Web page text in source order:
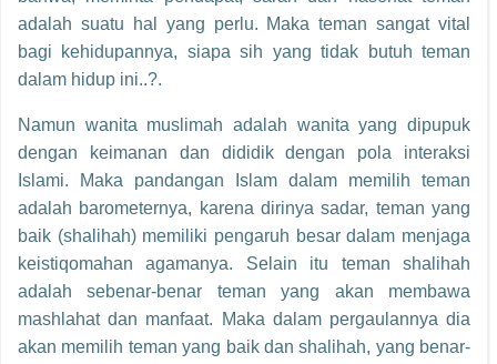
adalah suatu hal yang perlu. Maka teman sangat vital
bagi kehidupannya, siapa sih yang tidak butuh teman
dalam hidup ini..?.
Namun wanita muslimah adalah wanita yang dipupuk
dengan keimanan dan dididik dengan pola interaksi
Islami. Maka pandangan Islam dalam memilih teman
adalah barometernya, karena dirinya sadar, teman yang
baik (shalihah) memiliki pengaruh besar dalam menjaga
keistiqomahan agamanya. Selain itu teman shalihah
adalah sebenar-benar teman yang akan membawa
mashlahat dan manfaat. Maka dalam pergaulannya dia
akan memilih teman yang baik dan shalihah, yang benar-